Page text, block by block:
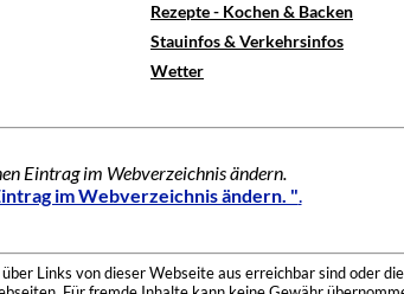
Rezepte - Kochen & Backen
Stauinfos & Verkehrsinfos
Wetter
Eintrag im Webverzeichnis ändern.
im Webverzeichnis ändern. ".
Links von dieser Webseite aus erreichbar sind oder